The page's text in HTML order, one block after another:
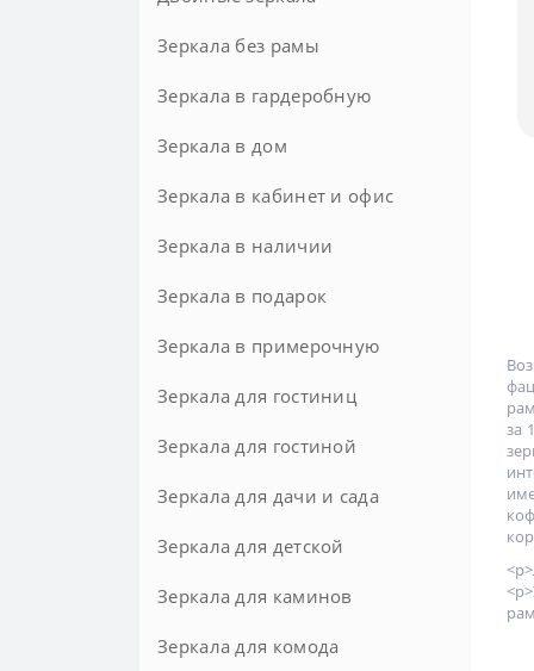
Современные
Черные
Зеркала без рамы
Зеркала в гардеробную
Зеркала в дом
Зеркала в кабинет и офис
Зеркала в наличии
Зеркала в подарок
Зеркала в примерочную
Зеркала для гостиниц
Зеркала для гостиной
Зеркала для дачи и сада
Зеркала для детской
Зеркала для каминов
Зеркала для комода
за